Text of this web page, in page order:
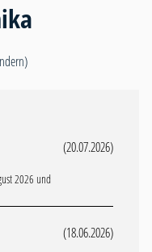
(20.07.2026)
2026 und
(18.06.2026)